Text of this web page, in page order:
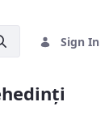
Sign In